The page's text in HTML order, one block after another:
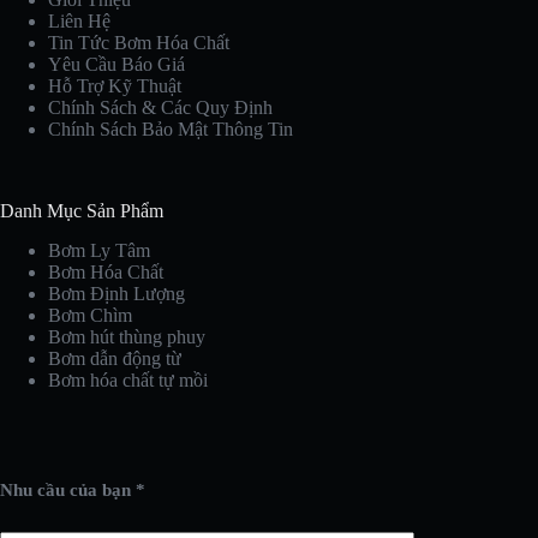
Liên Hệ
Tin Tức Bơm Hóa Chất
Yêu Cầu Báo Giá
Hỗ Trợ Kỹ Thuật
Chính Sách & Các Quy Định
Chính Sách Bảo Mật Thông Tin
Danh Mục Sản Phẩm
Bơm Ly Tâm
Bơm Hóa Chất
Bơm Định Lượng
Bơm Chìm
Bơm hút thùng phuy
Bơm dẫn động từ
Bơm hóa chất tự mồi
Nhu cầu của bạn *